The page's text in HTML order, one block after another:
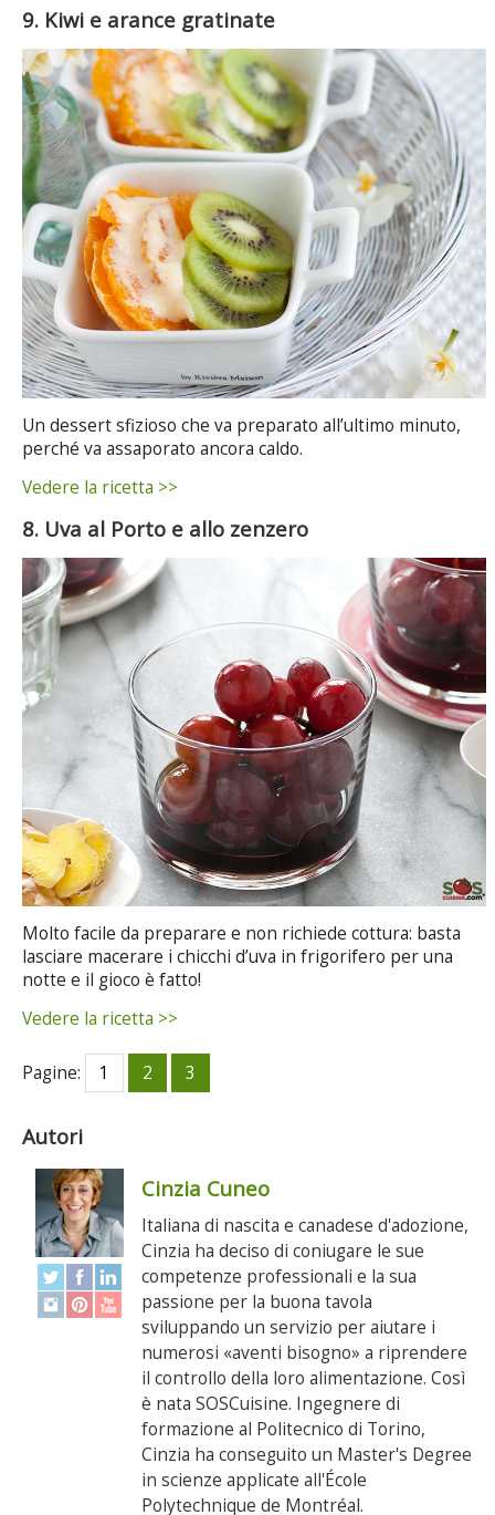
9. Kiwi e arance gratinate
Un dessert sfizioso che va preparato all’ultimo minuto,
perché va assaporato ancora caldo.
Vedere la ricetta >>
8. Uva al Porto e allo zenzero
Molto facile da preparare e non richiede cottura: basta
lasciare macerare i chicchi d’uva in frigorifero per una
notte e il gioco è fatto!
Vedere la ricetta >>
Pagine: 1 2 3
Autori
Cinzia Cuneo
Italiana di nascita e canadese d'adozione,
Cinzia ha deciso di coniugare le sue
competenze professionali e la sua
passione per la buona tavola
sviluppando un servizio per aiutare i
numerosi «aventi bisogno» a riprendere
il controllo della loro alimentazione. Così
è nata SOSCuisine. Ingegnere di
formazione al Politecnico di Torino,
Cinzia ha conseguito un Master's Degree
in scienze applicate all'École
Polytechnique de Montréal.